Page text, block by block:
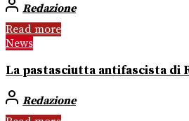
Redazione
Read more
News
La pastasciutta antifascista di
Redazione